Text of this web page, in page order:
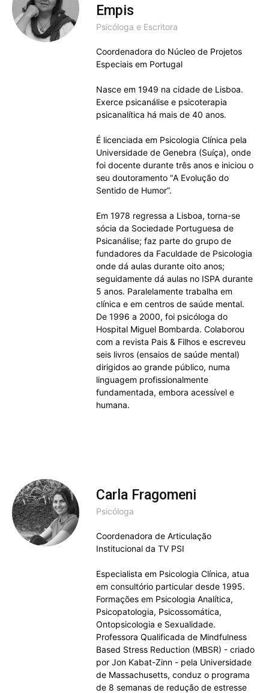
Empis
Psicóloga e Escritora
Coordenadora do Núcleo de Projetos
Especiais em Portugal
Nasce em 1949 na cidade de Lisboa.
Exerce psicanálise e psicoterapia
psicanalítica há mais de 40 anos.
É licenciada em Psicologia Clínica pela
Universidade de Genebra (Suíça), onde
foi docente durante três anos e iniciou o
seu doutoramento "A Evolução do
Sentido de Humor”.
Em 1978 regressa a Lisboa, torna-se
sócia da Sociedade Portuguesa de
Psicanálise; faz parte do grupo de
fundadores da Faculdade de Psicologia
onde dá aulas durante oito anos;
seguidamente dá aulas no ISPA durante
5 anos. Paralelamente trabalha em
clínica e em centros de saúde mental.
De 1996 a 2000, foi psicóloga do
Hospital Miguel Bombarda. Colaborou
com a revista Pais & Filhos e escreveu
seis livros (ensaios de saúde mental)
dirigidos ao grande público, numa
linguagem profissionalmente
fundamentada, embora acessível e
humana.
Carla Fragomeni
Psicóloga
Coordenadora de Articulação
Institucional da TV PSI
Especialista em Psicologia Clínica, atua
em consultório particular desde 1995.
Formações em Psicologia Analítica,
Psicopatologia, Psicossomática,
Ontopsicologia e Sexualidade.
Professora Qualificada de Mindfulness
Based Stress Reduction (MBSR) - criado
por Jon Kabat-Zinn - pela Universidade
de Massachusetts, conduz o programa
de 8 semanas de redução de estresse